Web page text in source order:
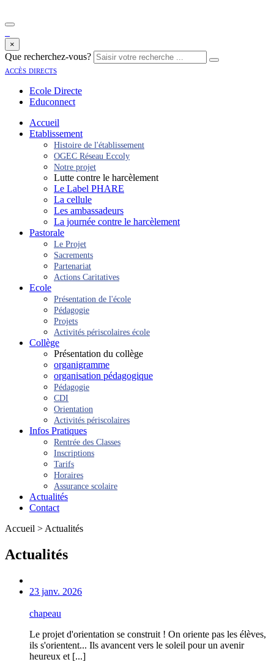
×
Que recherchez-vous?
accès directs
Ecole Directe
Educonnect
Accueil
Etablissement
Histoire de l'établissement
OGEC Réseau Eccoly
Notre projet
Lutte contre le harcèlement
Le Label PHARE
La cellule
Les ambassadeurs
La journée contre le harcèlement
Pastorale
Le Projet
Sacrements
Partenariat
Actions Caritatives
Ecole
Présentation de l'école
Pédagogie
Projets
Activités périscolaires école
Collège
Présentation du collège
organigramme
organisation pédagogique
Pédagogie
CDI
Orientation
Activités périscolaires
Infos Pratiques
Rentrée des Classes
Inscriptions
Tarifs
Horaires
Assurance scolaire
Actualités
Contact
Accueil > Actualités
Actualités
23 janv. 2026
chapeau
Le projet d'orientation se construit ! On oriente pas les élèves,
ils s'orientent... Ils avancent vers le soleil pour un avenir
heureux et [...]